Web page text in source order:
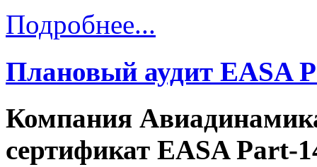
Подробнее...
Плановый аудит EASA
Компания
сертификат EASA Part-